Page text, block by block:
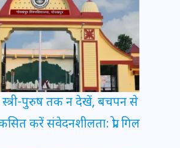
स्त्री-पुरुष तक न देखें, बचपन से
करें संवेदनशीलता: प्रो. गिल